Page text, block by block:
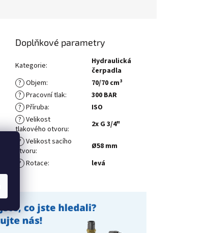
Doplňkové parametry
Kategorie:
Hydraulická
čerpadla
? Objem:
70/70 cm³
? Pracovní tlak:
300 BAR
? Příruba:
ISO
? Velikost
tlakového otvoru:
2x G 3/4"
? Velikost sacího
otvoru:
Ø58 mm
? Rotace: levá